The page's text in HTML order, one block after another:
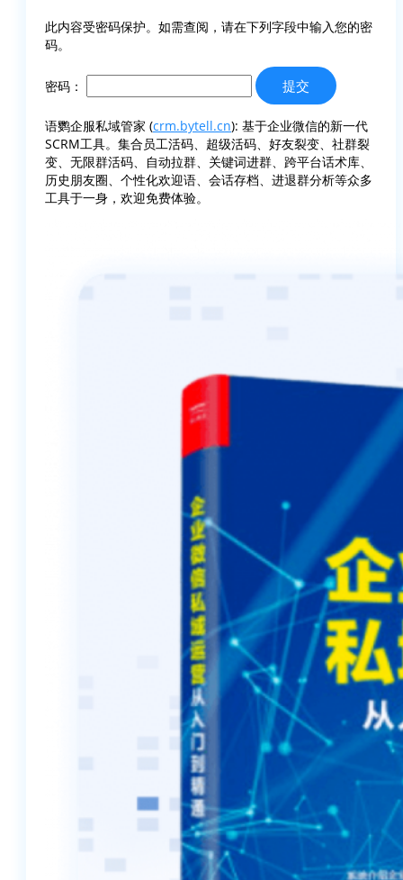
此内容受密码保护。如需查阅，请在下列字段中输入您的密
码。
密码：
语鹦企服私域管家 (crm.bytell.cn): 基于企业微信的新一代
SCRM工具。集合员工活码、超级活码、好友裂变、社群裂
变、无限群活码、自动拉群、关键词进群、跨平台话术库、
历史朋友圈、个性化欢迎语、会话存档、进退群分析等众多
工具于一身，欢迎免费体验。